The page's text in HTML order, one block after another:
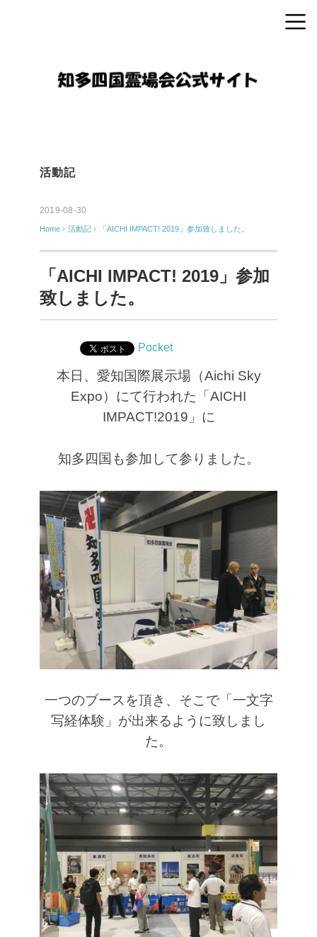
活動記
2019-08-30
Home › 活動記 › 「AICHI IMPACT! 2019」参加致しました。
「AICHI IMPACT! 2019」参加
致しました。
Pocket
本日、愛知国際展示場（Aichi Sky
Expo）にて行われた 「AICHI
IMPACT!2019」に
知多四国も参加して参りました。
一つのブースを頂き、そこで「一文字
写経体験」が出来るように致しまし
た。